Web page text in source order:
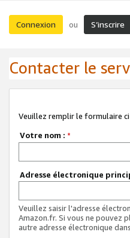
Connexion ou S’inscrire
Contacter le
Veuillez remplir le formulaire
Votre nom : *
Adresse électronique
Veuillez saisir l'adresse
Amazon.fr. Si vous ne pouvez
autre adresse électronique